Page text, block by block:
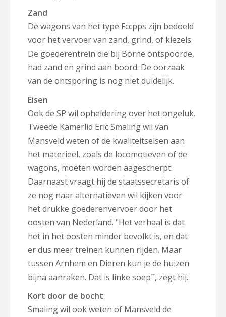
Zand
De wagons van het type Fccpps zijn bedoeld
voor het vervoer van zand, grind, of kiezels.
De goederentrein die bij Borne ontspoorde,
had zand en grind aan boord. De oorzaak
van de ontsporing is nog niet duidelijk.
Eisen
Ook de SP wil opheldering over het ongeluk.
Tweede Kamerlid Eric Smaling wil van
Mansveld weten of de kwaliteitseisen aan
het materieel, zoals de locomotieven of de
wagons, moeten worden aagescherpt.
Daarnaast vraagt hij de staatssecretaris of
ze nog naar alternatieven wil kijken voor
het drukke goederenvervoer door het
oosten van Nederland. "Het verhaal is dat
het in het oosten minder bevolkt is, en dat
er dus meer treinen kunnen rijden. Maar
tussen Arnhem en Dieren kun je de huizen
bijna aanraken. Dat is linke soep´´, zegt hij.
Kort door de bocht
Smaling wil ook weten of Mansveld de